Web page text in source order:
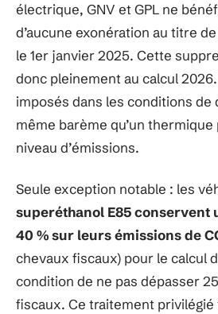
électrique, GNV et GPL ne
d’aucune exonération au titre
le 1er janvier 2025. Cette
donc pleinement au calcul
imposés dans les conditions de
même barème qu’un
niveau d’émissions.
Seule exception notable : les
superéthanol E85 conservent
40 % sur leurs émissions de
chevaux fiscaux) pour le calcul
condition de ne pas dépasser
fiscaux. Ce traitement privilégié